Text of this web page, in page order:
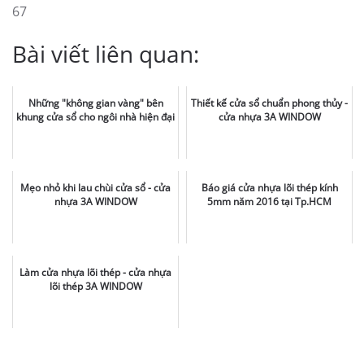
67
Bài viết liên quan:
Những "không gian vàng" bên
khung cửa sổ cho ngôi nhà hiện đại
Thiết kế cửa sổ chuẩn phong thủy -
cửa nhựa 3A WINDOW
Mẹo nhỏ khi lau chùi cửa sổ - cửa
nhựa 3A WINDOW
Báo giá cửa nhựa lõi thép kính
5mm năm 2016 tại Tp.HCM
Làm cửa nhựa lõi thép - cửa nhựa
lõi thép 3A WINDOW